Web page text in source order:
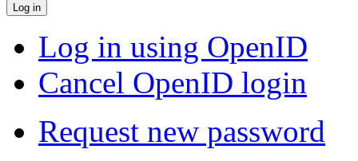
Log in using OpenID
Cancel OpenID login
Request new password